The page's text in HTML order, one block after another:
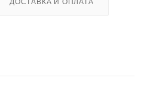
ДОСТАВКА И ОПЛАТА